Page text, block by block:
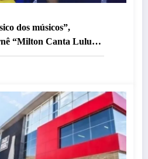
dos músicos”,
“Milton Canta Lulu”